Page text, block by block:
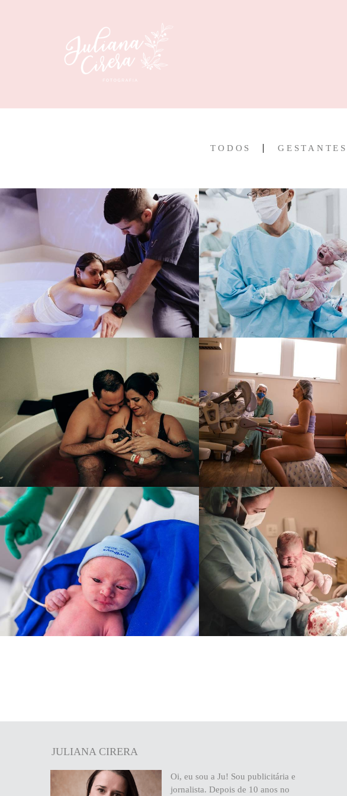
TODOS GESTANTES
309 0 202 1
1957 3 1566 1
720 0 1784 0
JULIANA CIRERA
Oi, eu sou a Ju! Sou publicitária e
jornalista. Depois de 10 anos no